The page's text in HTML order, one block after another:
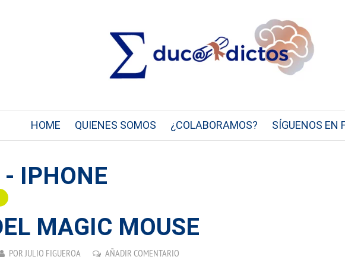
HOME QUIENES SOMOS ¿COLABORAMOS? SÍGUENOS EN
- IPHONE
MAGIC MOUSE
PORJULIO FIGUEROA AÑADIR COMENTARIO